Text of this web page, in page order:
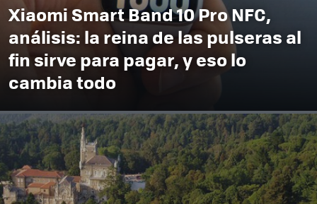
Xiaomi Smart Band 10 Pro NFC,
análisis: la reina de las pulseras al
fin sirve para pagar, y eso lo
cambia todo